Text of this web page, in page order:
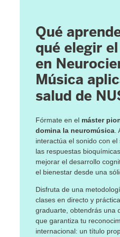
Qué
qué elegir
en
Música
salud de
Fórmate en el máster
domina la neuromúsica
interactúa el sonido con
las respuestas
mejorar el desarrollo
el bienestar desde una
Disfruta de una
clases en directo y
graduarte, obtendrás una
que garantiza tu
internacional: un título